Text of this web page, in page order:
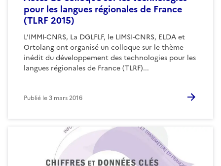
pour les langues régionales de France
(TLRF 2015)
L’IMMI-CNRS, La DGLFLF, le LIMSI-CNRS, ELDA et
Ortolang ont organisé un colloque sur le thème
inédit du développement des technologies pour les
langues régionales de France (TLRF)...
Publié le3 mars 2016